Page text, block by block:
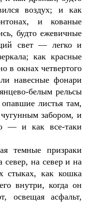
воздух; и как
и кованые
будто ежевичные
свет — легко и
как красные
в окнах четвертого
навесные фонари
белым рельсы
листья там,
забором, и
— и как все-таки
темные призраки
север, на север и на
стыках, как кошка
внутри, когда он
освещая асфальт,